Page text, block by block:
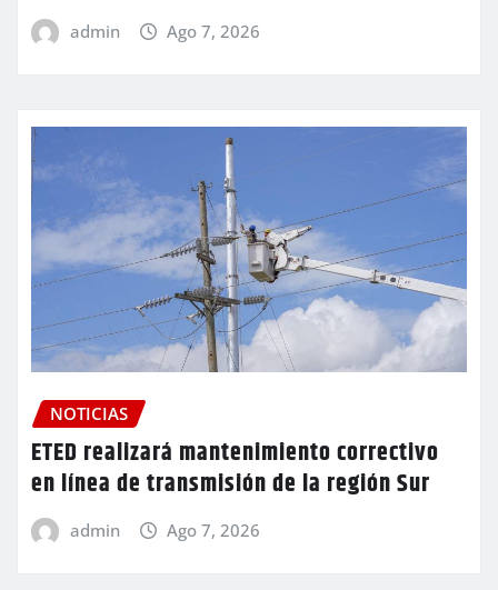
admin Ago 7, 2026
NOTICIAS
ETED realizará mantenimiento correctivo
en línea de transmisión de la región Sur
admin Ago 7, 2026